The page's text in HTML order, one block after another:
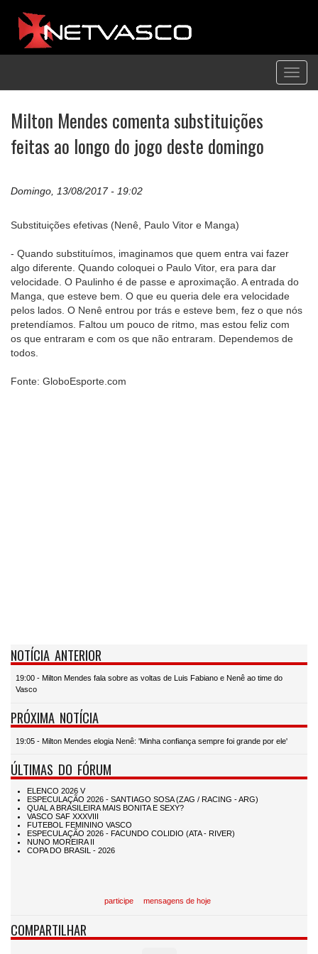
Milton Mendes comenta substituições
feitas ao longo do jogo deste domingo
Domingo, 13/08/2017 - 19:02
Substituições efetivas (Nenê, Paulo Vitor e Manga)
- Quando substituímos, imaginamos que quem entra vai fazer
algo diferente. Quando coloquei o Paulo Vitor, era para dar
velocidade. O Paulinho é de passe e aproximação. A entrada do
Manga, que esteve bem. O que eu queria dele era velocidade
pelos lados. O Nenê entrou por trás e esteve bem, fez o que nós
pretendíamos. Faltou um pouco de ritmo, mas estou feliz com
os que entraram e com os que não entraram. Dependemos de
todos.
Fonte: GloboEsporte.com
NOTÍCIA ANTERIOR
19:00 - Milton Mendes fala sobre as voltas de Luis Fabiano e Nenê ao time do
Vasco
PRÓXIMA NOTÍCIA
19:05 - Milton Mendes elogia Nenê: 'Minha confiança sempre foi grande por ele'
ÚLTIMAS DO FÓRUM
participe mensagens de hoje
COMPARTILHAR